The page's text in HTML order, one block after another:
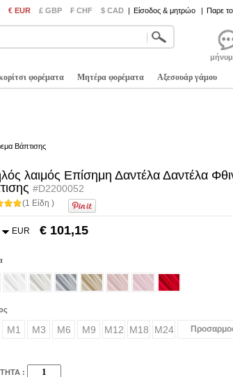
€ EUR £ GBP ₣ CHF $ CAD | Είσοδος & μητρώο | Παρε
φορέματα Μητέρα φορέματα Αξεσουάρ γάμου
Βάπτισης
λαιμός Επίσημη Δαντέλα Δαντέλα
#D2200052
(1 Είδη )
EUR € 101,15
M1 M3 M6 M9 M12 M18 M24
: